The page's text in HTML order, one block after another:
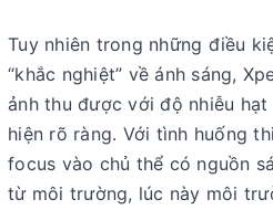
Tuy nhiên trong những điều
“khắc nghiệt” về ánh sáng,
ảnh thu được với độ nhiễu
hiện rõ ràng. Với tình huống
focus vào chủ thể có nguồn
từ môi trường, lúc này môi